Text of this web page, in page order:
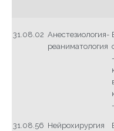
31.08.02 Анестезиология-
реаниматология
31.08.56 Нейрохирургия